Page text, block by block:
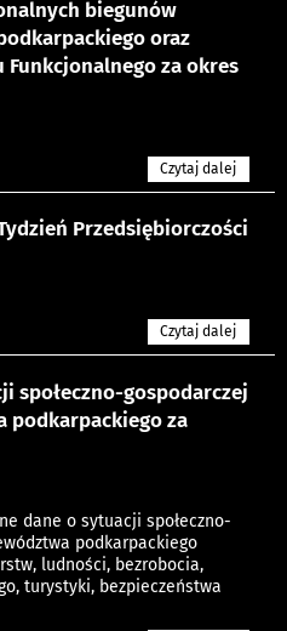
biegunów
oraz
Funkcjonalnego za okres
Czytaj dalej
Przedsiębiorczości
Czytaj dalej
społeczno-gospodarczej
podkarpackiego za
dane o sytuacji społeczno-
podkarpackiego
ludności, bezrobocia,
turystyki, bezpieczeństwa